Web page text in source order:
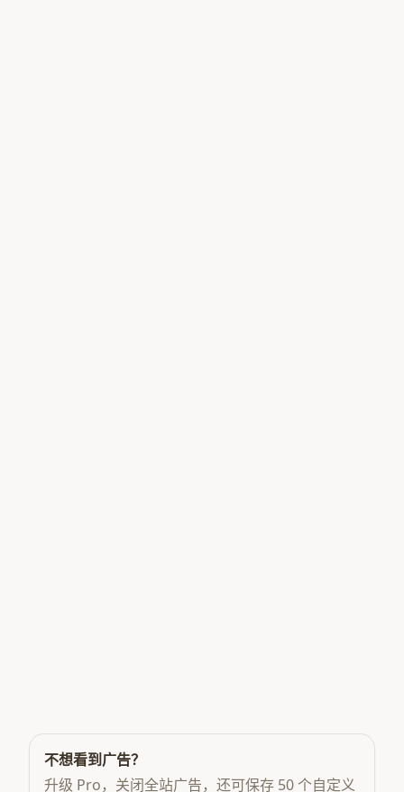
不想看到广告？
升级 Pro，关闭全站广告，还可保存 50 个自定义